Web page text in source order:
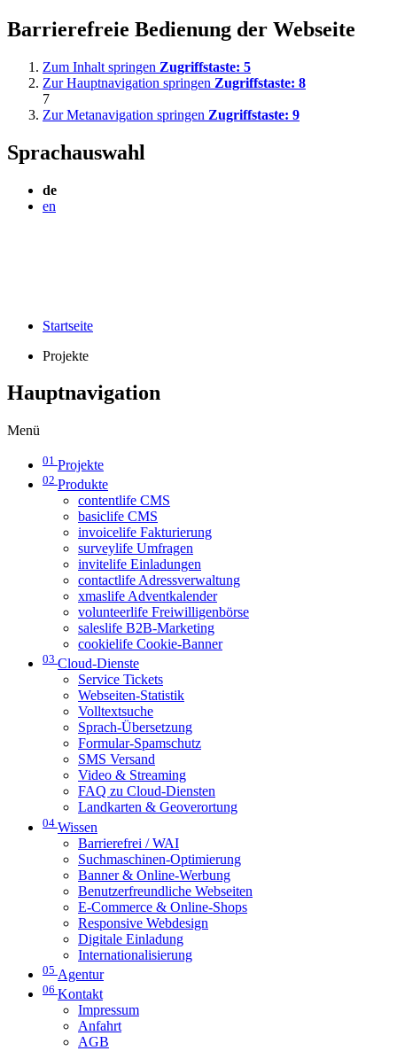
Barrierefreie Bedienung der Webseite
Zum Inhalt springen Zugriffstaste: 5
Zur Hauptnavigation springen Zugriffstaste: 8
7
Zur Metanavigation springen Zugriffstaste: 9
Sprachauswahl
de
en
Startseite
Projekte
Hauptnavigation
Menü
01 Projekte
02 Produkte
contentlife CMS
basiclife CMS
invoicelife Fakturierung
surveylife Umfragen
invitelife Einladungen
contactlife Adressverwaltung
xmaslife Adventkalender
volunteerlife Freiwilligenbörse
saleslife B2B-Marketing
cookielife Cookie-Banner
03 Cloud-Dienste
Service Tickets
Webseiten-Statistik
Volltextsuche
Sprach-Übersetzung
Formular-Spamschutz
SMS Versand
Video & Streaming
FAQ zu Cloud-Diensten
Landkarten & Geoverortung
04 Wissen
Barrierefrei / WAI
Suchmaschinen-Optimierung
Banner & Online-Werbung
Benutzerfreundliche Webseiten
E-Commerce & Online-Shops
Responsive Webdesign
Digitale Einladung
Internationalisierung
05 Agentur
06 Kontakt
Impressum
Anfahrt
AGB